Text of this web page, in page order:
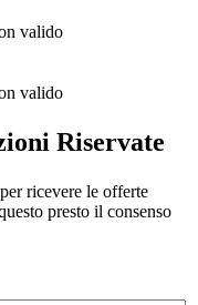
valido
valido
Riservate
ricevere le offerte
presto il consenso